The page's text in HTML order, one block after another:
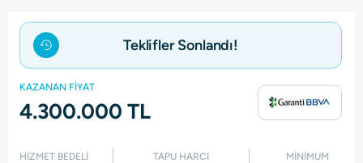
Teklifler Sonlandı!
KAZANAN FİYAT
4.300.000 TL
HİZMET BEDELİ TAPU HARCI
MİNİMUM